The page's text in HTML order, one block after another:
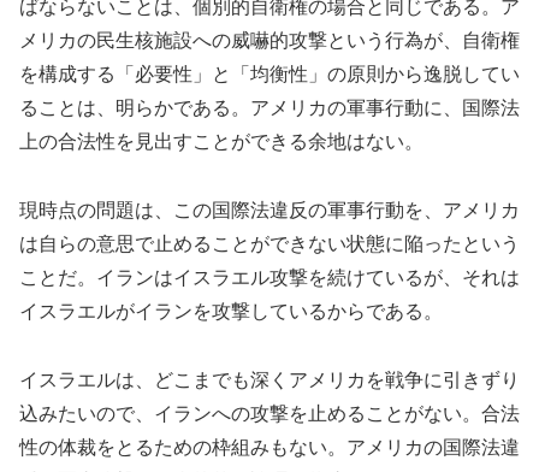
ばならないことは、個別的自衛権の場合と同じである。ア
メリカの民生核施設への威嚇的攻撃という行為が、自衛権
を構成する「必要性」と「均衡性」の原則から逸脱してい
ることは、明らかである。アメリカの軍事行動に、国際法
上の合法性を見出すことができる余地はない。
現時点の問題は、この国際法違反の軍事行動を、アメリカ
は自らの意思で止めることができない状態に陥ったという
ことだ。イランはイスラエル攻撃を続けているが、それは
イスラエルがイランを攻撃しているからである。
イスラエルは、どこまでも深くアメリカを戦争に引きずり
込みたいので、イランへの攻撃を止めることがない。合法
性の体裁をとるための枠組みもない。アメリカの国際法違